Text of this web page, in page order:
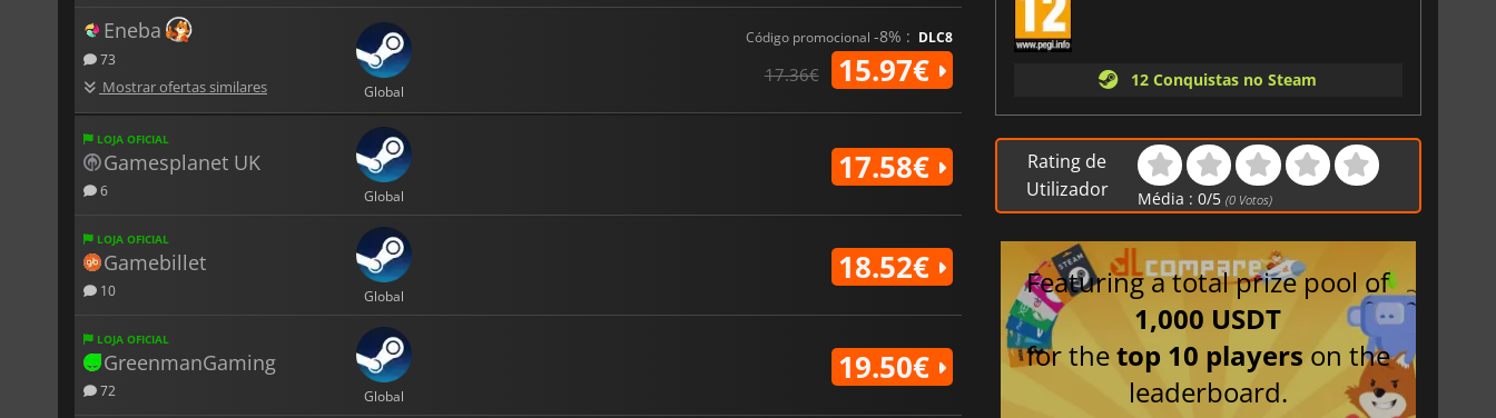
Eneba
73
Mostrar ofertas similares Global
Código promocional -8% : DLC8
17.36€ 15.97€
LOJA OFICIAL
Gamesplanet UK
6 Global
17.58€
LOJA OFICIAL
Gamebillet
10 Global
18.52€
LOJA OFICIAL
GreenmanGaming
72 Global
19.50€
12 Conquistas no Steam
Rating de
Utilizador
Média :0/5 (0 Votos)
Featuring a total prize pool of
1,000 USDT
for thetop 10 players on the
leaderboard.